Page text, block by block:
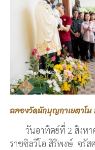
ฉลองวัดนักบุญกาเยตาโ
วันอาทิตย์ที่ 2 สิงหาค
ราชซิลวีโอ สิริพงษ์ จรั